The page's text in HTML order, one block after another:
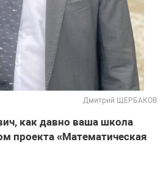
Дмитрий ЩЕРБАКОВ
как давно ваша школа
проекта «Математическая